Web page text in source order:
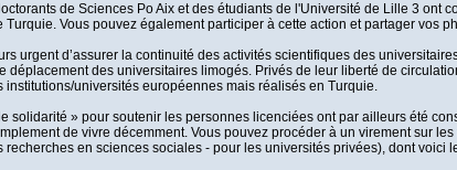
de Sciences Po Aix et des étudiants de l'Université de Lille 3
Turquie. Vous pouvez également participer à cette action et partager vos
urgent d’assurer la continuité des activités scientifiques des
déplacement des universitaires limogés. Privés de leur liberté de
institutions/universités européennes mais réalisés en Turquie.
solidarité » pour soutenir les personnes licenciées ont par ailleurs été
de vivre décemment. Vous pouvez procéder à un virement sur
recherches en sciences sociales - pour les universités privées), dont voici